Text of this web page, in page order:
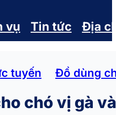
vụ Tin tức Địa
tuyến Đồ dùng
chó vị gà